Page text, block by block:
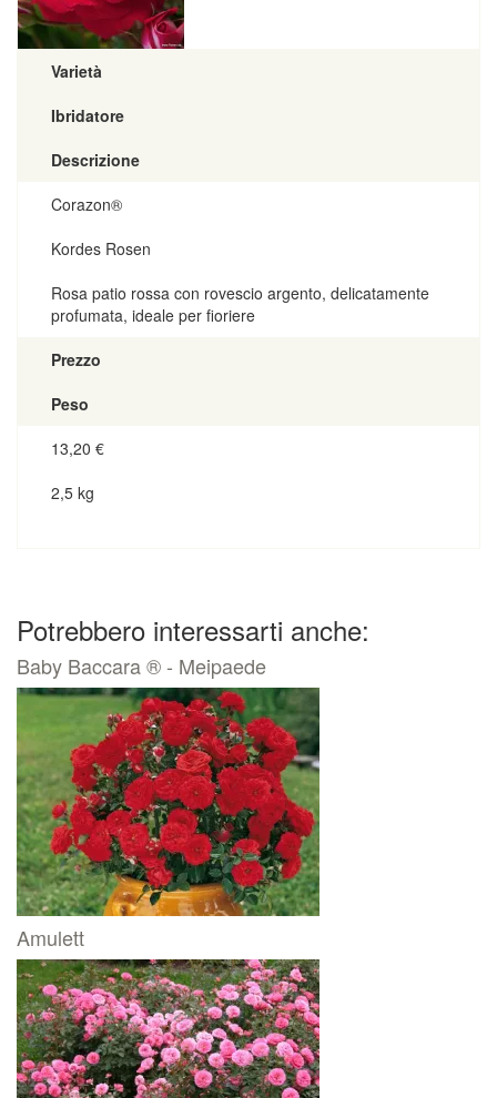
Varietà
Ibridatore
Descrizione
Corazon®
Kordes Rosen
Rosa patio rossa con rovescio argento, delicatamente
profumata, ideale per fioriere
Prezzo
Peso
13,20 €
2,5 kg
Potrebbero interessarti anche:
Baby Baccara ® - Meipaede
Amulett